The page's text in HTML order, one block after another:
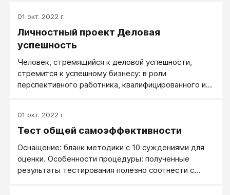
говорил: «Сынок, у тебя ОПЯТЬ ПОЛУЧИЛОСЬ!»
Для ребенка этот обман незаметен, но в результате
у него формируется уверенность: «Я МОГУ
это уже несколько раз получилось!» И ребенок
таким образом «иммунизируется» к неизбежным
будущим неудачам.
01 окт. 2022 г.
Личностный проект Деловая
успешность
Человек, стремящийся к деловой успешности,
стремится к успешному бизнесу: в роли
перспективного работника, квалифицированного и
01 окт. 2022 г.
Тест общей самоэффективности
Оснащение: бланк методики с 10 суждениями для
оценки. Особенности процедуры: полученные
результаты тестирования полезно соотнести с